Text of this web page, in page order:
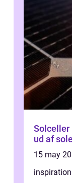
Solceller
ud af
15 may
inspiration